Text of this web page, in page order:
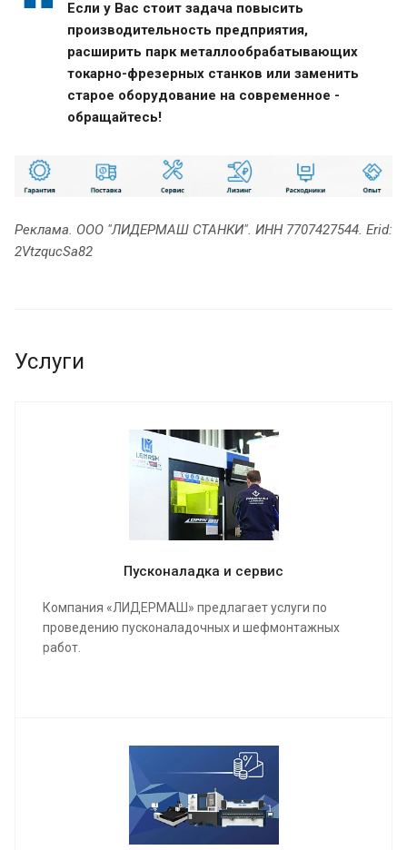
Если у Вас стоит задача повысить
производительность предприятия,
расширить парк металлообрабатывающих
токарно-фрезерных станков или заменить
старое оборудование на современное -
обращайтесь!
Реклама. ООО "ЛИДЕРМАШ СТАНКИ". ИНН 7707427544. Erid:
2VtzqucSa82
Услуги
Пусконаладка и сервис
Компания «ЛИДЕРМАШ» предлагает услуги по
проведению пусконаладочных и шефмонтажных
работ.
о выполненных работах и сдадим полностью
качественно настроенный станок в кратчайшие